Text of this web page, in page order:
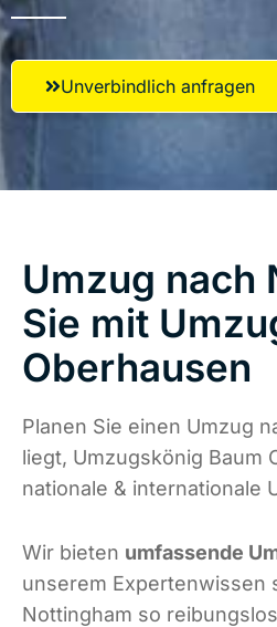
Unverbindlich anfragen
Umzug nach
Sie mit
Oberhausen
Planen Sie einen Umzug
liegt, Umzugskönig Baum
nationale & internationale
Wir bieten umfassende
unserem Expertenwissen
Nottingham so